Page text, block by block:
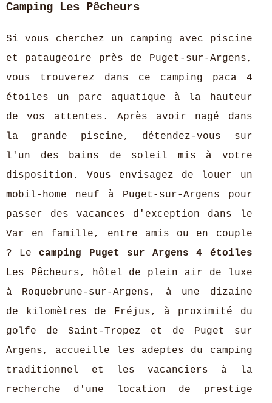
Camping Les Pêcheurs
Si vous cherchez un camping avec piscine
et pataugeoire près de Puget-sur-Argens,
vous trouverez dans ce camping paca 4
étoiles un parc aquatique à la hauteur
de vos attentes. Après avoir nagé dans
la grande piscine, détendez-vous sur
l'un des bains de soleil mis à votre
disposition. Vous envisagez de louer un
mobil-home neuf à Puget-sur-Argens pour
passer des vacances d'exception dans le
Var en famille, entre amis ou en couple
? Lecamping Puget sur Argens 4 étoiles
Les Pêcheurs, hôtel de plein air de luxe
à Roquebrune-sur-Argens, à une dizaine
de kilomètres de Fréjus, à proximité du
golfe de Saint-Tropez et de Puget sur
Argens, accueille les adeptes du camping
traditionnel et les vacanciers à la
recherche d'une location de prestige